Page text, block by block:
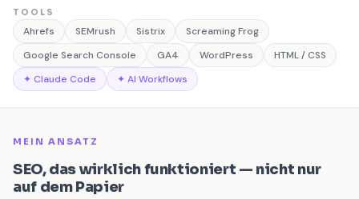
TOOLS
Ahrefs SEMrush Sistrix
Screaming Frog
Google Search Console
GA4 WordPress
HTML / CSS
✦ Claude Code
✦ AI Workflows
MEIN ANSATZ
SEO, das wirklich funktioniert — nicht nur
auf dem Papier